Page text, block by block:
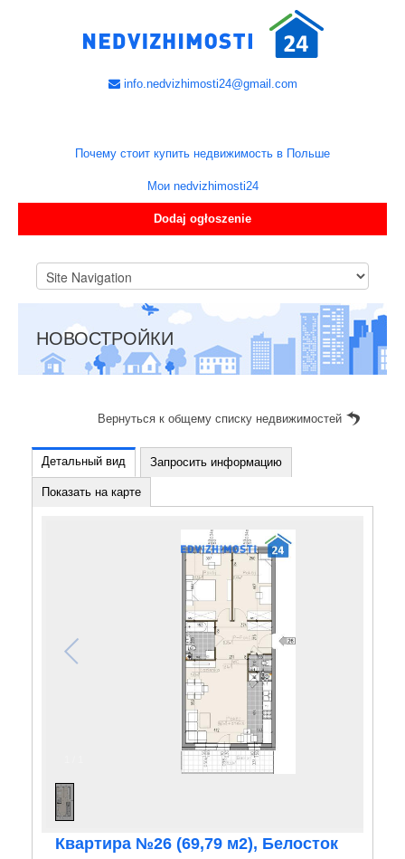
info.nedvizhimosti24@gmail.com
Почему стоит купить недвижимость в Польше
Мои nedvizhimosti24
Dodaj ogłoszenie
НОВОСТРОЙКИ
Вернуться к общему списку недвижимостей
Детальный вид Запросить информацию
Показать на карте
Квартира №26 (69,79 м2), Белосток